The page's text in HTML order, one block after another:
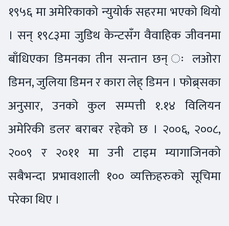
१९५६ मा अमेरिकाको न्युयोर्क सहरमा भएको थियो
। सन् १९८३मा जुडिथ केन्टसँग वैवाहिक जीवनमा
बाँधिएका डिमनका तीन सन्तान छन् ः लओरा
डिमन, जुलिया डिमन र कारा लेह् डिमन । फोब्र्सका
अनुसार, उनको कुल सम्पत्ती १.१४ विलियन
अमेरिकी डलर बराबर रहेको छ । २००६, २००८,
२००९ र २०११ मा उनी टाइम म्यागाजिनको
सबैभन्दा प्रभावशाली १०० व्यक्तिहरुको सूचिमा
परेका थिए ।